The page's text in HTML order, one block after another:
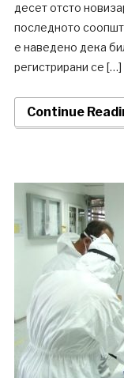
десет отсто
последното
е наведено дека
регистрирани се […]
Continue